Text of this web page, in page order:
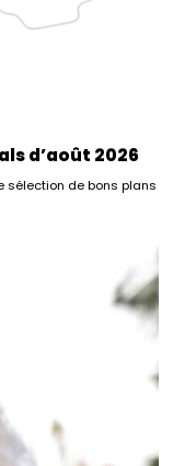
d’août 2026
sélection de bons plans